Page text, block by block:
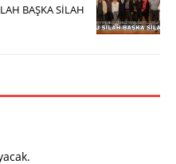
BAŞKA SİLAH